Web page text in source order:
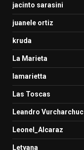
jacinto sarasini
juanele ortiz
kruda
La Marieta
lamarietta
Las Toscas
Leandro Vurcharchuc
Leonel_Alcaraz
Letyana